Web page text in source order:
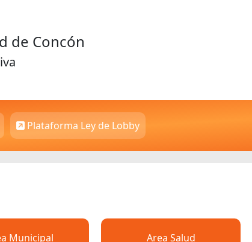
de Concón
Plataforma Ley de Lobby
Municipal Area Salud